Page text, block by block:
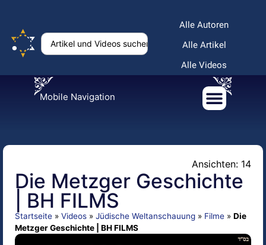
Alle Autoren
Alle Artikel
Alle Videos
Mobile Navigation
Ansichten: 14
Die Metzger Geschichte
| BH FILMS
Startseite » Videos » Jüdische Weltanschauung » Filme » Die
Metzger Geschichte | BH FILMS